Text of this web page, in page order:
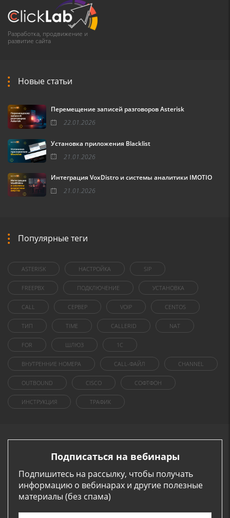
Разработка, продвижение и
развитие сайта
Новые статьи
Перемещение записей разговоров Asterisk
22.01.2026
Установка приложения Blacklist
21.01.2026
Интеграция VoxDistro и системы аналитики IMOTIO
21.01.2026
Популярные теги
ASTERISK НАСТРОЙКА SIP
FREEPBX ПОДКЛЮЧЕНИЕ УСТАНОВКА
CALL СЕРВЕР VOIP CENTOS
ТИП TIME CALLERID NAT
FOR ШЛЮЗ 1C
ВНУТРЕННИЕ НОМЕРА CALL-ФАЙЛ CHANNEL
OUTBOUND CISCO СОФТФОН
ИНСТРУКЦИЯ ТРАФИК
Подписаться на вебинары
Подпишитесь на рассылку, чтобы получать
информацию о вебинарах и другие полезные
материалы (без спама)